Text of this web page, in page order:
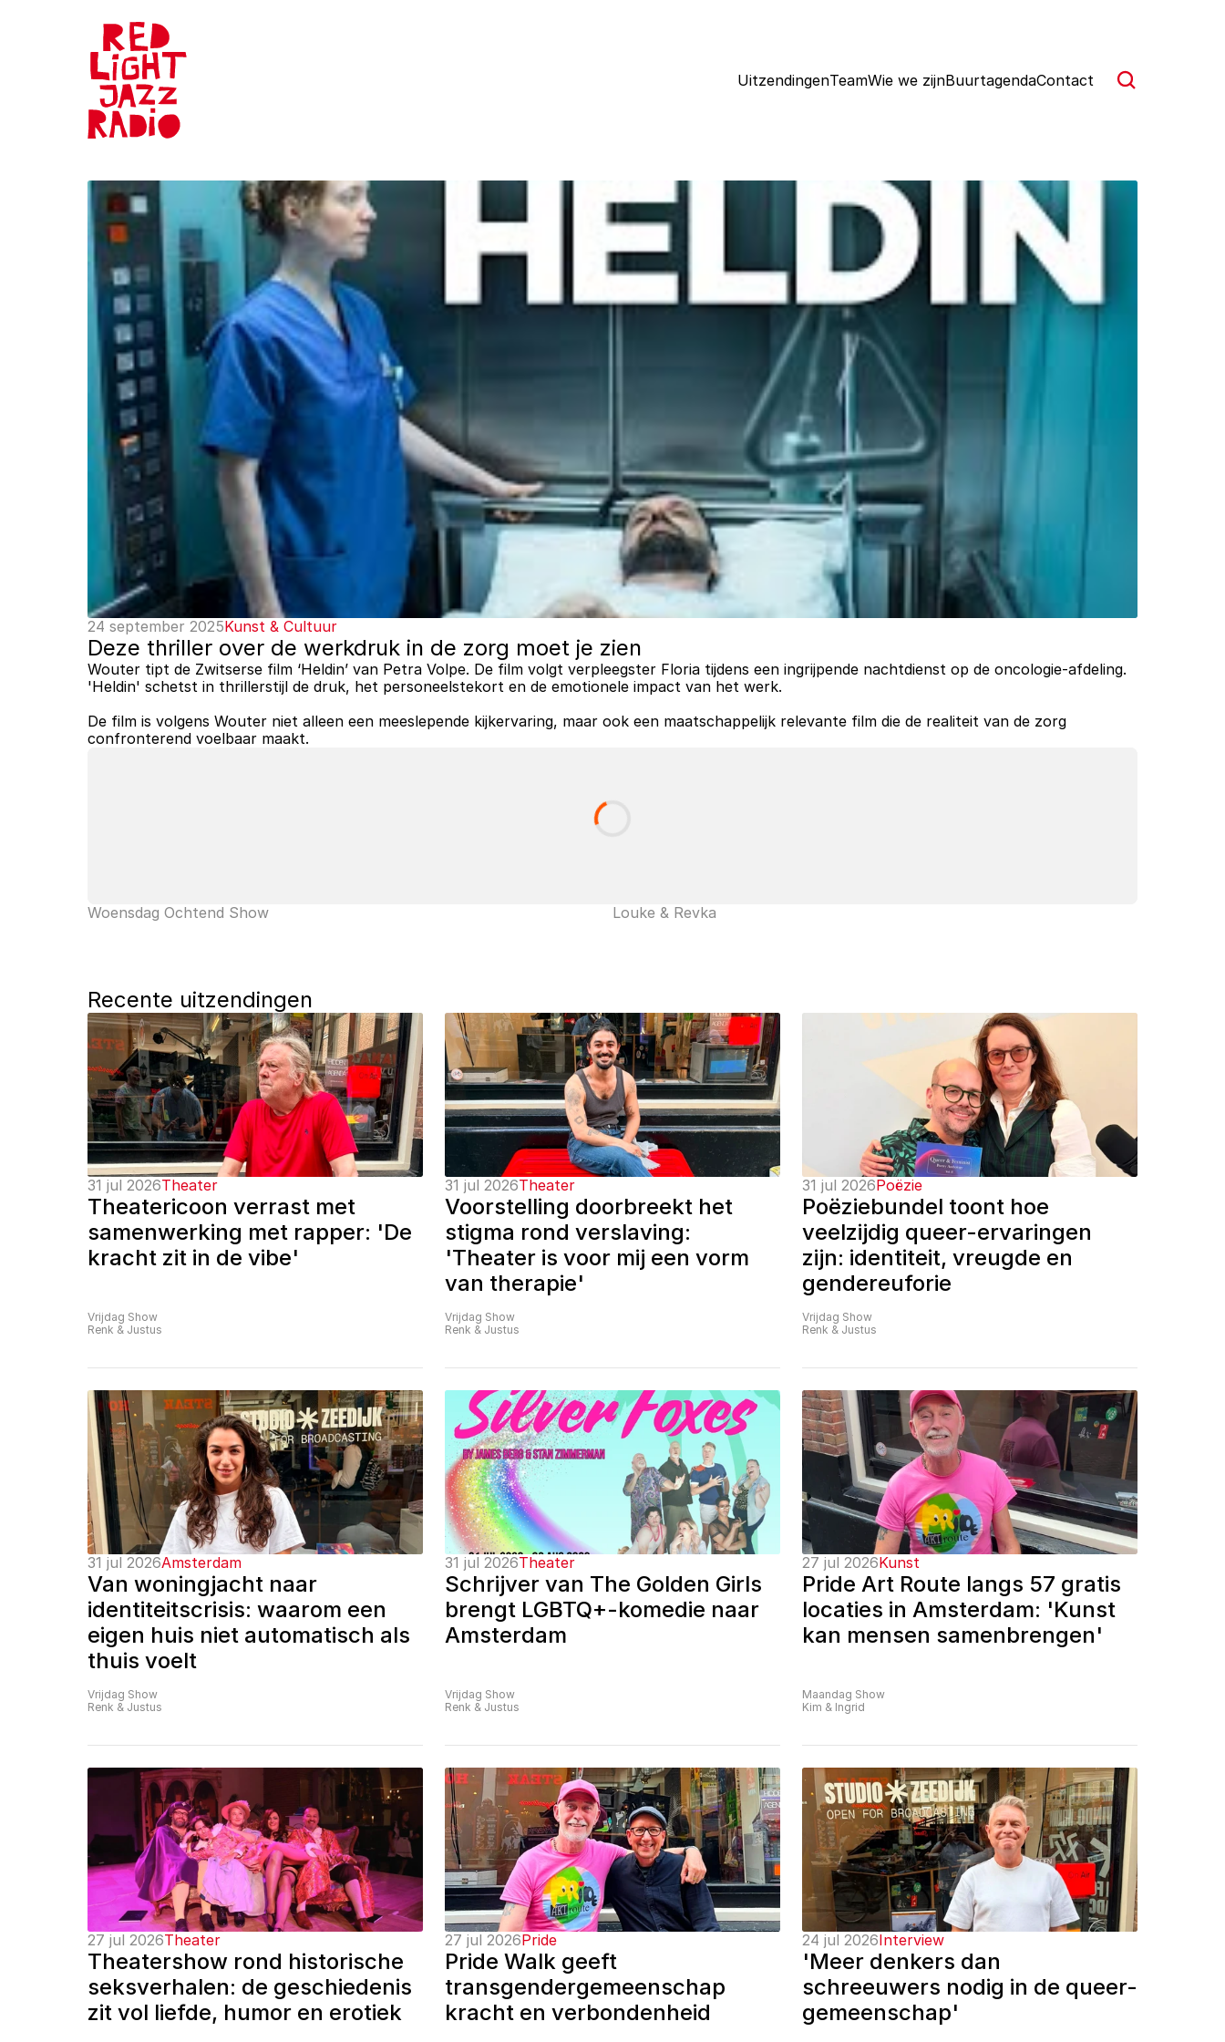
UitzendingenTeamWie we zijnBuurtagendaContact
24 september 2025Kunst & Cultuur
Deze thriller over de werkdruk in de zorg moet je zien
Wouter tipt de Zwitserse film ‘Heldin’ van Petra Volpe. De film volgt verpleegster Floria tijdens een ingrijpende nachtdienst op de oncologie-afdeling.
'Heldin' schetst in thrillerstijl de druk, het personeelstekort en de emotionele impact van het werk.
De film is volgens Wouter niet alleen een meeslepende kijkervaring, maar ook een maatschappelijk relevante film die de realiteit van de zorg
confronterend voelbaar maakt.
Woensdag Ochtend Show Louke & Revka
Recente uitzendingen
31 jul 2026Theater
Theatericoon verrast met
samenwerking met rapper: 'De
kracht zit in de vibe'
Vrijdag Show
Renk & Justus
31 jul 2026Theater
Voorstelling doorbreekt het
stigma rond verslaving:
'Theater is voor mij een vorm
van therapie'
Vrijdag Show
Renk & Justus
31 jul 2026Poëzie
Poëziebundel toont hoe
veelzijdig queer-ervaringen
zijn: identiteit, vreugde en
gendereuforie
Vrijdag Show
Renk & Justus
31 jul 2026Amsterdam
Van woningjacht naar
identiteitscrisis: waarom een
eigen huis niet automatisch als
thuis voelt
Vrijdag Show
Renk & Justus
31 jul 2026Theater
Schrijver van The Golden Girls
brengt LGBTQ+-komedie naar
Amsterdam
Vrijdag Show
Renk & Justus
27 jul 2026Kunst
Pride Art Route langs 57 gratis
locaties in Amsterdam: 'Kunst
kan mensen samenbrengen'
Maandag Show
Kim & Ingrid
27 jul 2026Theater
Theatershow rond historische
seksverhalen: de geschiedenis
zit vol liefde, humor en erotiek
27 jul 2026Pride
Pride Walk geeft
transgendergemeenschap
kracht en verbondenheid
24 jul 2026Interview
'Meer denkers dan
schreeuwers nodig in de queer-
gemeenschap'